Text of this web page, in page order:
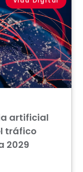
artificial
tráfico
2029